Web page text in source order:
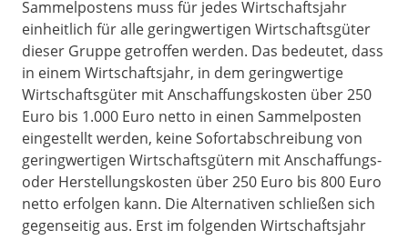
Sammelpostens muss für jedes Wirtschaftsjahr
einheitlich für alle geringwertigen Wirtschaftsgüter
dieser Gruppe getroffen werden. Das bedeutet, dass
in einem Wirtschaftsjahr, in dem geringwertige
Wirtschaftsgüter mit Anschaffungskosten über 250
Euro bis 1.000 Euro netto in einen Sammelposten
eingestellt werden, keine Sofortabschreibung von
geringwertigen Wirtschaftsgütern mit Anschaffungs-
oder Herstellungskosten über 250 Euro bis 800 Euro
netto erfolgen kann. Die Alternativen schließen sich
gegenseitig aus. Erst im folgenden Wirtschaftsjahr